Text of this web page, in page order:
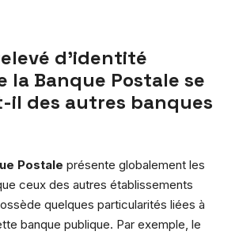
d’identité
la Banque Postale se
des autres banques
Postale présente globalement les
ceux des autres établissements
quelques particularités liées à
banque publique. Par exemple, le